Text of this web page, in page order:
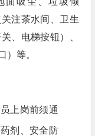
注茶水间、卫生
、电梯按钮）、
）等。
上岗前须通
剂、安全防